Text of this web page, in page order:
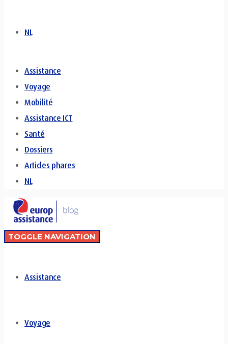
NL
Assistance
Voyage
Mobilité
Assistance ICT
Santé
Dossiers
Articles phares
NL
TOGGLE NAVIGATION
Assistance
Voyage